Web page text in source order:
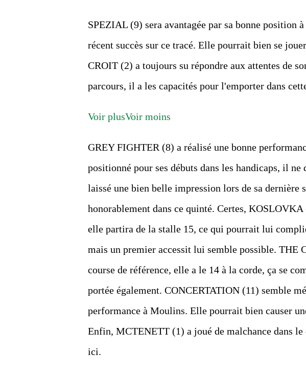
SPEZIAL (9) sera avantagée par sa bonne position
récent succès sur ce tracé. Elle pourrait bien se
CROIT (2) a toujours su répondre aux attentes de
parcours, il a les capacités pour l'emporter dans
Voir plusVoir moins
GREY FIGHTER (8) a réalisé une bonne
positionné pour ses débuts dans les handicaps, il
laissé une bien belle impression lors de sa
honorablement dans ce quinté. Certes,
elle partira de la stalle 15, ce qui pourrait lui
mais un premier accessit lui semble possible. THE
course de référence, elle a le 14 à la corde, ça se
portée également. CONCERTATION (11) semble
performance à Moulins. Elle pourrait bien causer
Enfin, MCTENETT (1) a joué de malchance dans
ici.